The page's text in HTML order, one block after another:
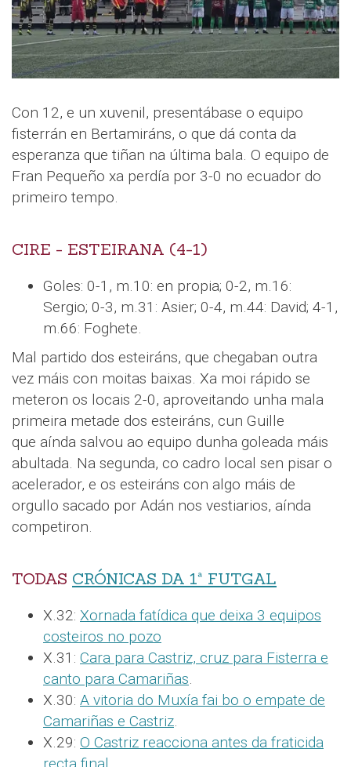
Con 12, e un xuvenil, presentábase o equipo
fisterrán en Bertamiráns, o que dá conta da
esperanza que tiñan na última bala. O equipo de
Fran Pequeño xa perdía por 3-0 no ecuador do
primeiro tempo.
CIRE - ESTEIRANA (4-1)
Goles: 0-1, m.10: en propia; 0-2, m.16:
Sergio; 0-3, m.31: Asier; 0-4, m.44: David; 4-1,
m.66: Foghete.
Mal partido dos esteiráns, que chegaban outra
vez máis con moitas baixas. Xa moi rápido se
meteron os locais 2-0, aproveitando unha mala
primeira metade dos esteiráns, cun Guille
que aínda salvou ao equipo dunha goleada máis
abultada. Na segunda, co cadro local sen pisar o
acelerador, e os esteiráns con algo máis de
orgullo sacado por Adán nos vestiarios, aínda
competiron.
TODAS CRÓNICAS DA 1ª FUTGAL
X.32: Xornada fatídica que deixa 3 equipos
costeiros no pozo
X.31: Cara para Castriz, cruz para Fisterra e
canto para Camariñas.
X.30: A vitoria do Muxía fai bo o empate de
Camariñas e Castriz.
X.29: O Castriz reacciona antes da fraticida